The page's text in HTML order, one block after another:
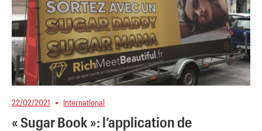
22/02/2021 International
« Sugar Book »: l’application de